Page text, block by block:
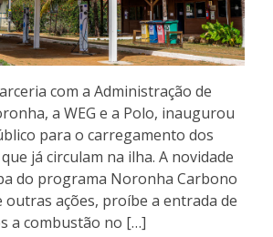
com a Administração de
a WEG e a Polo, inaugurou
para o carregamento dos
já circulam na ilha. A novidade
do programa Noronha Carbono
outras ações, proíbe a entrada de
a combustão no […]